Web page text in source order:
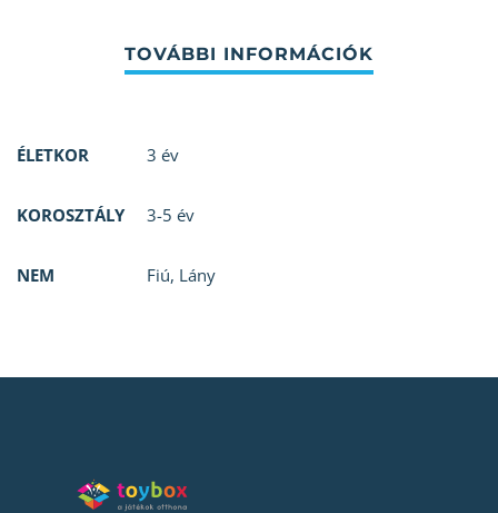
ÉLETKOR 3 év
KOROSZTÁLY 3-5 év
NEM Fiú, Lány